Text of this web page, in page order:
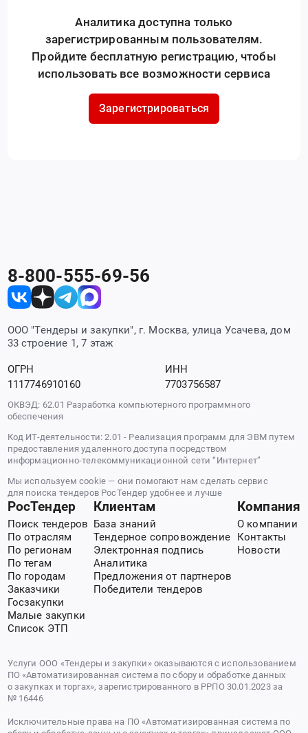
Аналитика доступна только
зарегистрированным пользователям.
Пройдите бесплатную регистрацию, чтобы
использовать все возможности сервиса
Зарегистрироваться
8-800-555-69-56
ООО "Тендеры и закупки", г. Москва, улица Усачева, дом
33 строение 1, 7 этаж
ОГРН
1117746910160
ИНН
7703756587
ОКВЭД: 62.01 Разработка компьютерного программного
обеспечения
Код ИТ-деятельности: 2.01 - Реализация программ для ЭВМ путем
предоставления удаленного доступа посредством
информационно-телекоммуникационной сети “Интернет”
Мы используем cookie — они помогают нам сделать сервис
для поиска тендеров РосТендер удобнее и лучше
РосТендер
Поиск тендеров
По отраслям
По регионам
По тегам
По городам
Заказчики
Госзакупки
Малые закупки
Список ЭТП
Клиентам
База знаний
Тендерное сопровождение
Электронная подпись
Аналитика
Предложения от партнеров
Победители тендеров
Компания
О компании
Контакты
Новости
Услуги ООО «Тендеры и закупки» оказываются с использованием
ПО «Автоматизированная система по сбору и обработке данных
о закупках и торгах», зарегистрированного в РРПО 30.01.2023 за
№ 16446
Исключительные права на ПО «Автоматизированная система по